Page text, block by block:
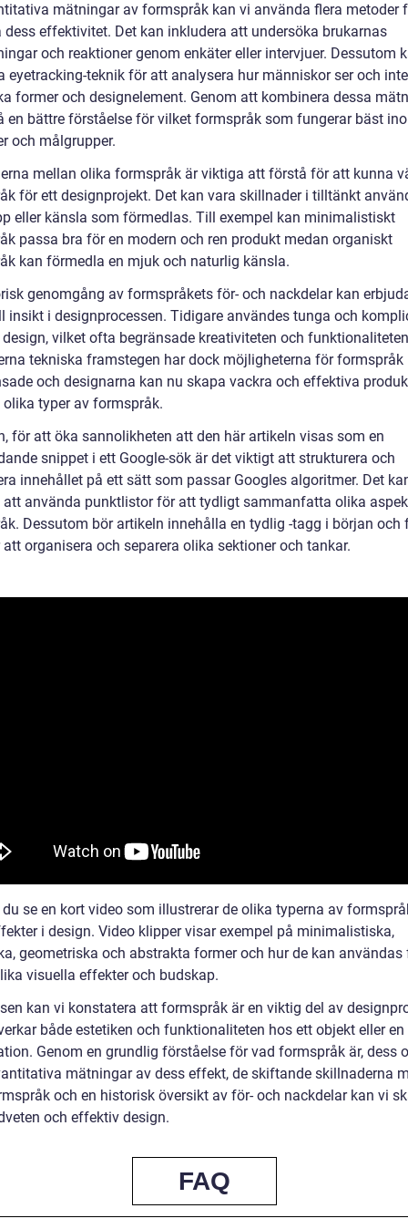
mätningar av formspråk kan vi använda flera metoder
dess effektivitet. Det kan inkludera att undersöka brukarnas
och reaktioner genom enkäter eller intervjuer. Dessutom
eyetracking-teknik för att analysera hur människor ser och
former och designelement. Genom att kombinera dessa
en bättre förståelse för vilket formspråk som fungerar bäst
och målgrupper.
mellan olika formspråk är viktiga att förstå för att kunna
för ett designprojekt. Det kan vara skillnader i tilltänkt
eller känsla som förmedlas. Till exempel kan minimalistiskt
passa bra för en modern och ren produkt medan organiskt
kan förmedla en mjuk och naturlig känsla.
genomgång av formspråkets för- och nackdelar kan
insikt i designprocessen. Tidigare användes tunga och
vilket ofta begränsade kreativiteten och
tekniska framstegen har dock möjligheterna för
och designarna kan nu skapa vackra och effektiva
typer av formspråk.
för att öka sannolikheten att den här artikeln visas som en
snippet i ett Google-sök är det viktigt att strukturera och
innehållet på ett sätt som passar Googles algoritmer. Det
använda punktlistor för att tydligt sammanfatta olika
Dessutom bör artikeln innehålla en tydlig -tagg i början och
organisera och separera olika sektioner och tankar.
se en kort video som illustrerar de olika typerna av
i design. Video klipper visar exempel på minimalistiska,
geometriska och abstrakta former och hur de kan användas
visuella effekter och budskap.
kan vi konstatera att formspråk är en viktig del av
både estetiken och funktionaliteten hos ett objekt eller en
Genom en grundlig förståelse för vad formspråk är, dess
mätningar av dess effekt, de skiftande skillnaderna
och en historisk översikt av för- och nackdelar kan vi
och effektiv design.
FAQ